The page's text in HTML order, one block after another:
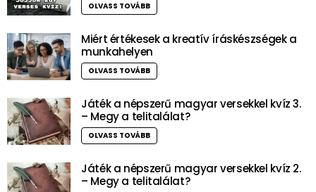
OLVASS TOVÁBB
Miért értékesek a kreatív íráskészségek a
munkahelyen
OLVASS TOVÁBB
Játék a népszerű magyar versekkel kvíz 3.
– Megy a telitalálat?
OLVASS TOVÁBB
Játék a népszerű magyar versekkel kvíz 2.
– Megy a telitalálat?